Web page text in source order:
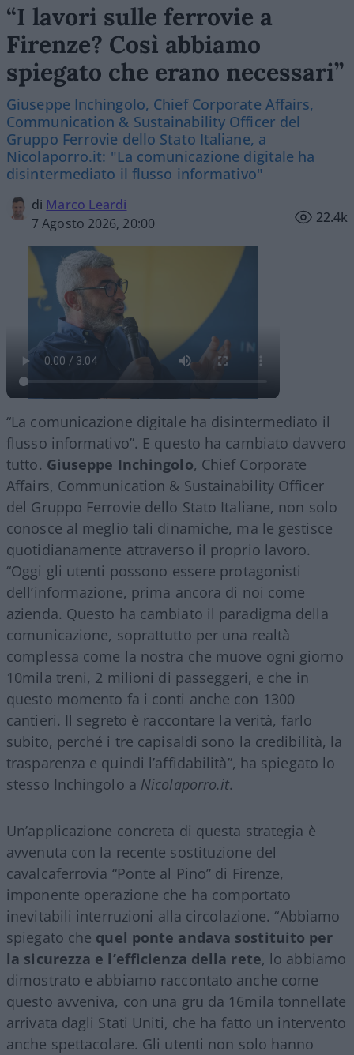
“I lavori sulle ferrovie a
Firenze? Così abbiamo
spiegato che erano necessari”
Giuseppe Inchingolo, Chief Corporate Affairs,
Communication & Sustainability Officer del
Gruppo Ferrovie dello Stato Italiane, a
Nicolaporro.it: "La comunicazione digitale ha
disintermediato il flusso informativo"
di Marco Leardi
7 Agosto 2026, 20:00
22.4k
“La comunicazione digitale ha disintermediato il
flusso informativo”. E questo ha cambiato davvero
tutto. Giuseppe Inchingolo, Chief Corporate
Affairs, Communication & Sustainability Officer
del Gruppo Ferrovie dello Stato Italiane, non solo
conosce al meglio tali dinamiche, ma le gestisce
quotidianamente attraverso il proprio lavoro.
“Oggi gli utenti possono essere protagonisti
dell’informazione, prima ancora di noi come
azienda. Questo ha cambiato il paradigma della
comunicazione, soprattutto per una realtà
complessa come la nostra che muove ogni giorno
10mila treni, 2 milioni di passeggeri, e che in
questo momento fa i conti anche con 1300
cantieri. Il segreto è raccontare la verità, farlo
subito, perché i tre capisaldi sono la credibilità, la
trasparenza e quindi l’affidabilità”, ha spiegato lo
stesso Inchingolo a Nicolaporro.it.
Un’applicazione concreta di questa strategia è
avvenuta con la recente sostituzione del
cavalcaferrovia “Ponte al Pino” di Firenze,
imponente operazione che ha comportato
inevitabili interruzioni alla circolazione. “Abbiamo
spiegato che quel ponte andava sostituito per
la sicurezza e l’efficienza della rete, lo abbiamo
dimostrato e abbiamo raccontato anche come
questo avveniva, con una gru da 16mila tonnellate
arrivata dagli Stati Uniti, che ha fatto un intervento
anche spettacolare. Gli utenti non solo hanno